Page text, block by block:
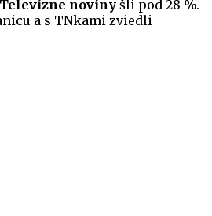
Televízne noviny šli pod 28 %.
a s TNkami zviedli